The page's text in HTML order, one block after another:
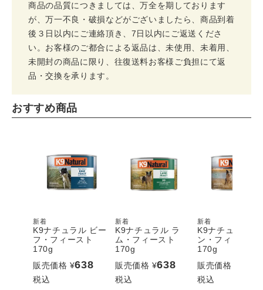
商品の品質につきましては、万全を期しております
が、万一不良・破損などがございましたら、商品到着
後３日以内にご連絡頂き、7日以内にご返送くださ
い。お客様のご都合による返品は、未使用、未着用、
未開封の商品に限り、往復送料お客様ご負担にて返
品・交換を承ります。
おすすめ商品
新着
K9ナチュラル ビー
フ・フィースト
170g
販売価格 ¥638
税込
新着
K9ナチュラル ラ
ム・フィースト
170g
販売価格 ¥638
税込
新着
K9ナチュラル
ン・フィースト
170g
販売価格
税込